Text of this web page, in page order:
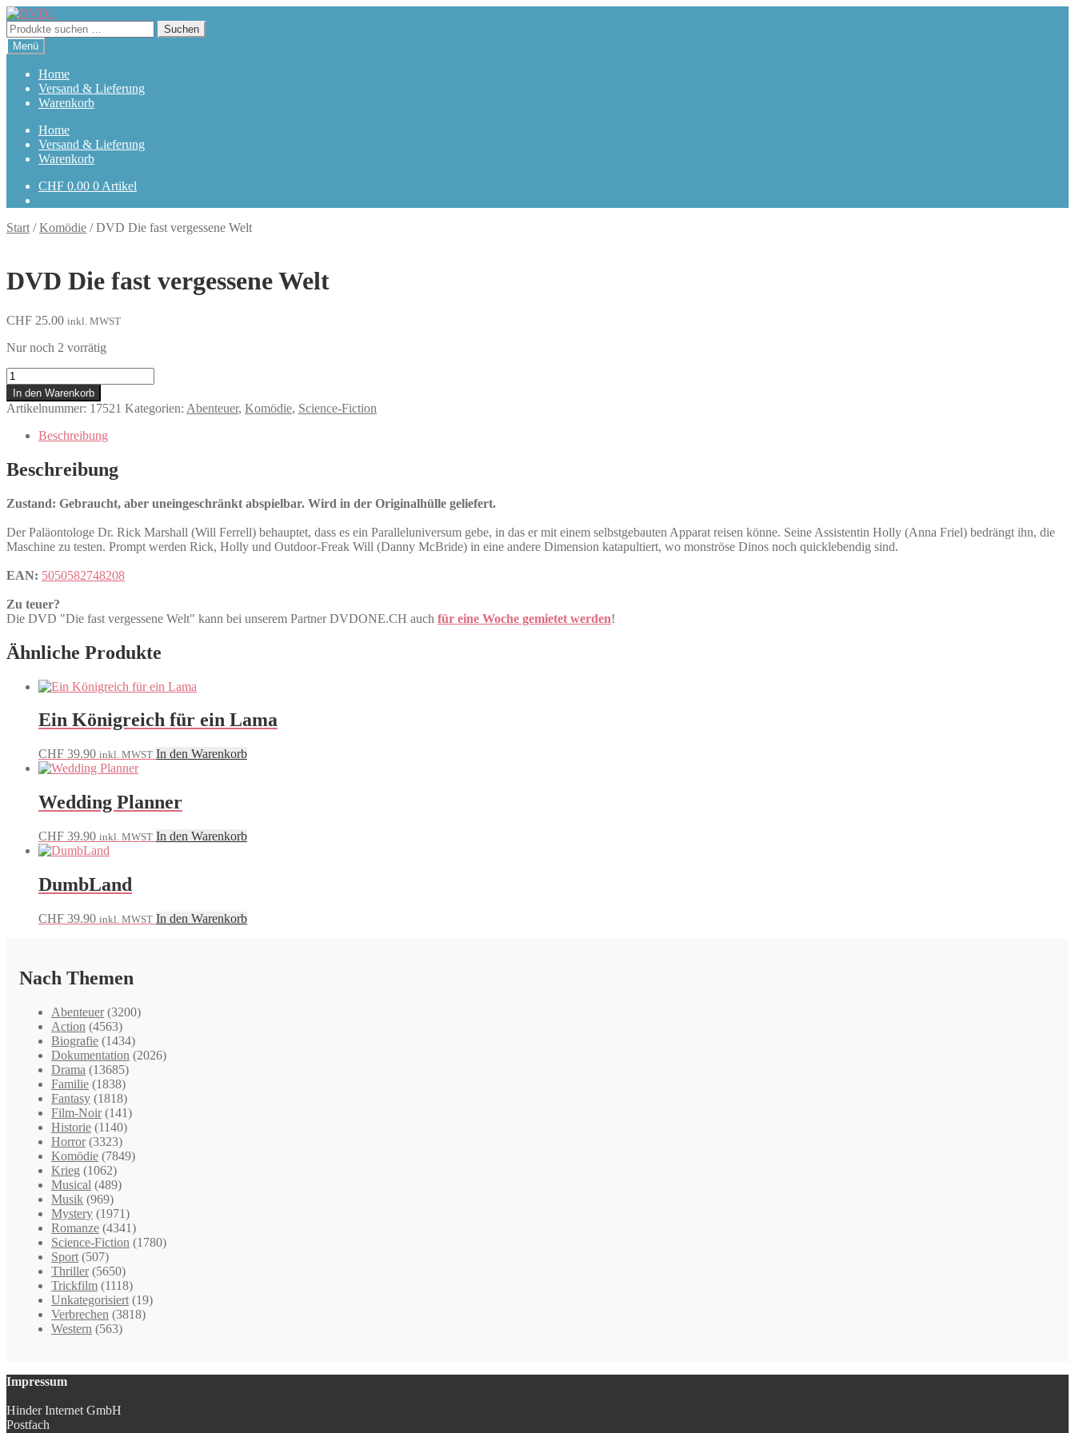
Zur
Navigation
springen
Zum
Inhalt
springen
Suchen
nach:
Suchen
Menü
Home
Versand & Lieferung
Warenkorb
Home
Versand & Lieferung
Warenkorb
CHF 0.00 0 Artikel
Start /Komödie /DVD Die fast vergessene Welt
DVD Die fast vergessene Welt
CHF 25.00 inkl. MWST
Nur noch 2 vorrätig
Die
fast
vergessene
Welt
Menge
In den Warenkorb
Artikelnummer: 17521 Kategorien: Abenteuer, Komödie, Science-Fiction
Beschreibung
Beschreibung
Zustand: Gebraucht, aber uneingeschränkt abspielbar. Wird in der Originalhülle geliefert.
Der Paläontologe Dr. Rick Marshall (Will Ferrell) behauptet, dass es ein Paralleluniversum gebe, in das er mit einem selbstgebauten Apparat reisen könne. Seine Assistentin Holly (Anna Friel) bedrängt ihn, die
Maschine zu testen. Prompt werden Rick, Holly und Outdoor-Freak Will (Danny McBride) in eine andere Dimension katapultiert, wo monströse Dinos noch quicklebendig sind.
EAN: 5050582748208
Zu teuer?
Die DVD "Die fast vergessene Welt" kann bei unserem Partner DVDONE.CH auch für eine Woche gemietet werden!
Ähnliche Produkte
Ein Königreich für ein Lama
CHF 39.90 inkl. MWST In den Warenkorb
Wedding Planner
CHF 39.90 inkl. MWST In den Warenkorb
DumbLand
CHF 39.90 inkl. MWST In den Warenkorb
Nach Themen
Abenteuer (3200)
Action (4563)
Biografie (1434)
Dokumentation (2026)
Drama (13685)
Familie (1838)
Fantasy (1818)
Film-Noir (141)
Historie (1140)
Horror (3323)
Komödie (7849)
Krieg (1062)
Musical (489)
Musik (969)
Mystery (1971)
Romanze (4341)
Science-Fiction (1780)
Sport (507)
Thriller (5650)
Trickfilm (1118)
Unkategorisiert (19)
Verbrechen (3818)
Western (563)
Impressum
Hinder Internet GmbH
Postfach